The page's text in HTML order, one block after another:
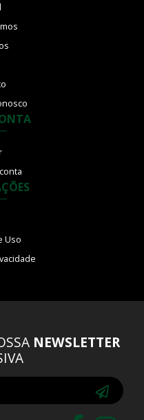
Uso
NEWSLETTER